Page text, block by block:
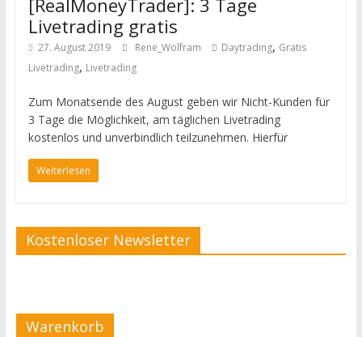
[RealMoneyTrader]: 3 Tage
Livetrading gratis
27. August 2019 Rene_Wolfram Daytrading, Gratis
Livetrading, Livetrading
Zum Monatsende des August geben wir Nicht-Kunden für
3 Tage die Möglichkeit, am täglichen Livetrading
kostenlos und unverbindlich teilzunehmen. Hierfür
Weiterlesen
Kostenloser Newsletter
Warenkorb